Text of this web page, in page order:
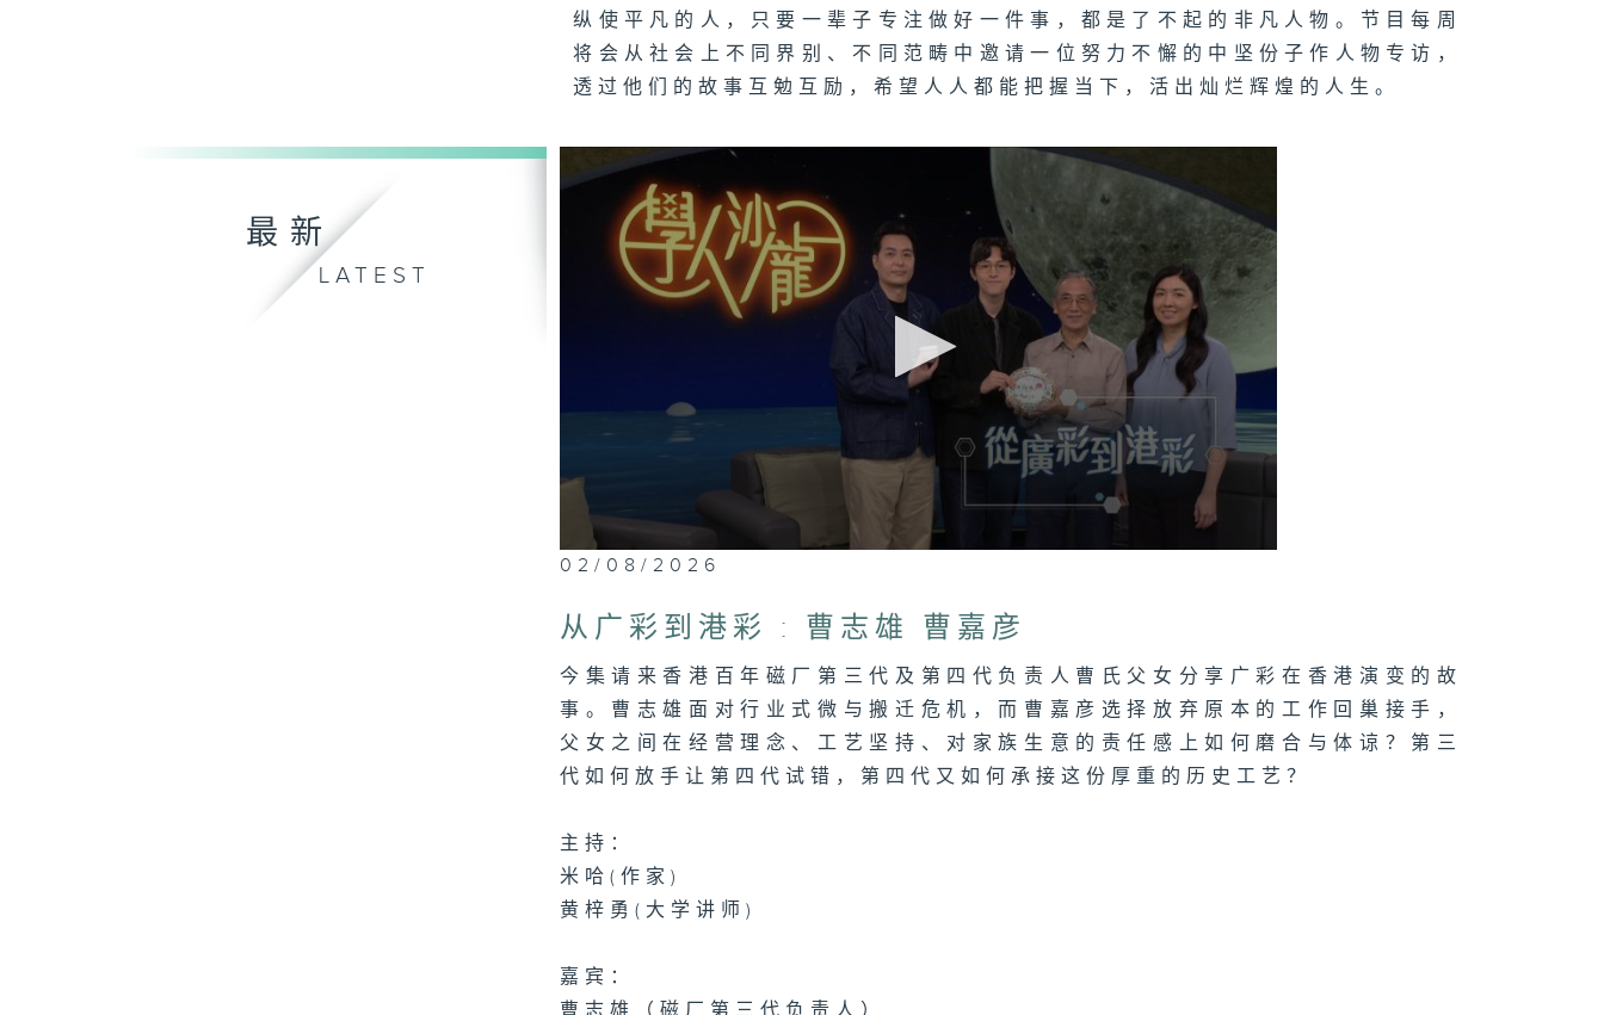
纵使平凡的人，只要一辈子专注做好一件事，都是了不起的非凡人物。节目每周
将会从社会上不同界别、不同范畴中邀请一位努力不懈的中坚份子作人物专访，
透过他们的故事互勉互励，希望人人都能把握当下，活出灿烂辉煌的人生。
最新
LATEST
0
seconds
52
minutes,
secondsVolume
90%
02/08/2026
从广彩到港彩 : 曹志雄 曹嘉彦
今集请来香港百年磁厂第三代及第四代负责人曹氏父女分享广彩在香港演变的故
事。曹志雄面对行业式微与搬迁危机，而曹嘉彦选择放弃原本的工作回巢接手，
父女之间在经营理念、工艺坚持、对家族生意的责任感上如何磨合与体谅？第三
代如何放手让第四代试错，第四代又如何承接这份厚重的历史工艺？
主持：
米哈(作家)
黄梓勇(大学讲师)
嘉宾：
曹志雄（磁厂第三代负责人）